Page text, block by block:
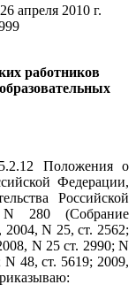
апреля 2010 г.
работников
Положения о
Федерации,
Российской
280 (Собрание
2004, N 25, ст. 2562;
N 25 ст. 2990; N
48, ст. 5619; 2009,